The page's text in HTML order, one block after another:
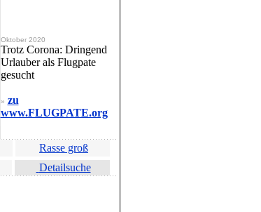
Oktober 2020
Trotz Corona: Dringend
Urlauber als Flugpate
gesucht
» zu
www.FLUGPATE.org
Rasse groß
Detailsuche